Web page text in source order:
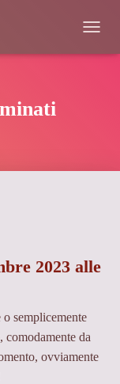
2023 alle
semplicemente
comodamente da
ovviamente